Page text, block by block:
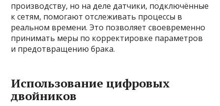
производству, но на деле датчики, подключённые
к сетям, помогают отслеживать процессы в
реальном времени. Это позволяет своевременно
принимать меры по корректировке параметров
и предотвращению брака.
Использование цифровых
двойников